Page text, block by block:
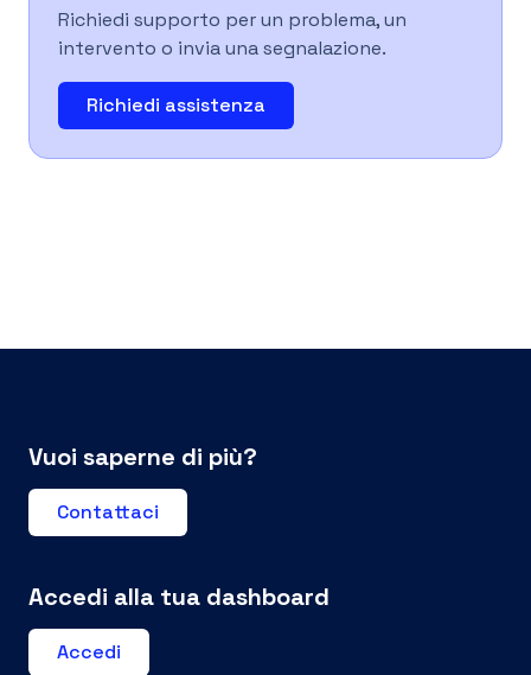
Richiedi supporto per un problema, un
intervento o invia una segnalazione.
Richiedi assistenza
Vuoi saperne di più?
Contattaci
Accedi alla tua dashboard
Accedi